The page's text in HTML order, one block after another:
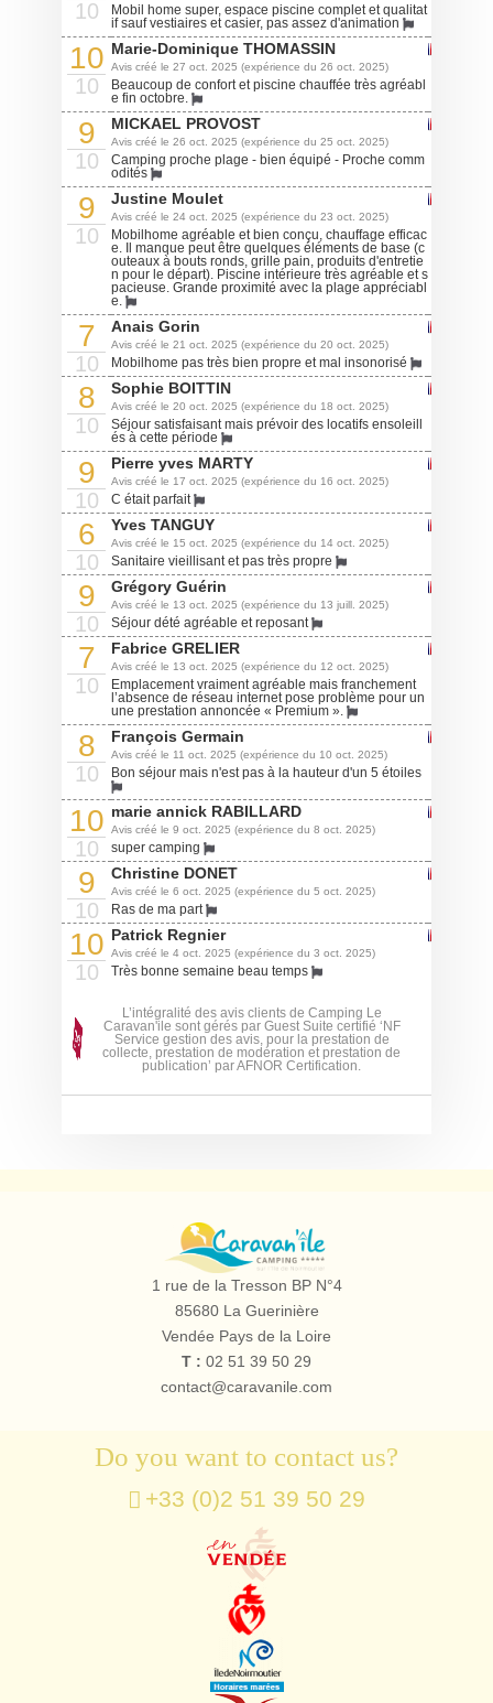
10
Mobil home super, espace piscine complet et qualitat
if sauf vestiaires et casier, pas assez d'animation
10
10
Marie-Dominique THOMASSIN
Avis créé le 27 oct. 2025 (expérience du 26 oct. 2025)
Beaucoup de confort et piscine chauffée très agréabl
e fin octobre.
9
10
MICKAEL PROVOST
Avis créé le 26 oct. 2025 (expérience du 25 oct. 2025)
Camping proche plage - bien équipé - Proche comm
odités
9
10
Justine Moulet
Avis créé le 24 oct. 2025 (expérience du 23 oct. 2025)
Mobilhome agréable et bien conçu, chauffage efficac
e. Il manque peut être quelques éléments de base (c
outeaux à bouts ronds, grille pain, produits d'entretie
n pour le départ). Piscine intérieure très agréable et s
pacieuse. Grande proximité avec la plage appréciabl
e.
7
10
Anais Gorin
Avis créé le 21 oct. 2025 (expérience du 20 oct. 2025)
Mobilhome pas très bien propre et mal insonorisé
8
10
Sophie BOITTIN
Avis créé le 20 oct. 2025 (expérience du 18 oct. 2025)
Séjour satisfaisant mais prévoir des locatifs ensoleill
és à cette période
9
10
Pierre yves MARTY
Avis créé le 17 oct. 2025 (expérience du 16 oct. 2025)
C était parfait
6
10
Yves TANGUY
Avis créé le 15 oct. 2025 (expérience du 14 oct. 2025)
Sanitaire vieillisant et pas très propre
9
10
Grégory Guérin
Avis créé le 13 oct. 2025 (expérience du 13 juill. 2025)
Séjour dété agréable et reposant
7
10
Fabrice GRELIER
Avis créé le 13 oct. 2025 (expérience du 12 oct. 2025)
Emplacement vraiment agréable mais franchement
l’absence de réseau internet pose problème pour un
une prestation annoncée « Premium ».
8
10
François Germain
Avis créé le 11 oct. 2025 (expérience du 10 oct. 2025)
Bon séjour mais n'est pas à la hauteur d'un 5 étoiles
10
10
marie annick RABILLARD
Avis créé le 9 oct. 2025 (expérience du 8 oct. 2025)
super camping
9
10
Christine DONET
Avis créé le 6 oct. 2025 (expérience du 5 oct. 2025)
Ras de ma part
10
10
Patrick Regnier
Avis créé le 4 oct. 2025 (expérience du 3 oct. 2025)
Très bonne semaine beau temps
L’intégralité des avis clients de Camping Le
Caravan'ile sont gérés par Guest Suite certifié ‘NF
Service gestion des avis, pour la prestation de
collecte, prestation de modération et prestation de
publication’ par AFNOR Certification.
Camping
le
Caravan'île
1 rue de la Tresson BP N°4
85680 La Guerinière
Vendée Pays de la Loire
T : 02 51 39 50 29
contact@caravanile.com
Do you want to contact us?
+33 (0)2 51 39 50 29